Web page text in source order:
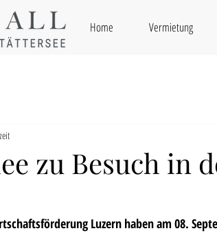
Home Vermietung
zu Besuch in
Luzern haben am 08.